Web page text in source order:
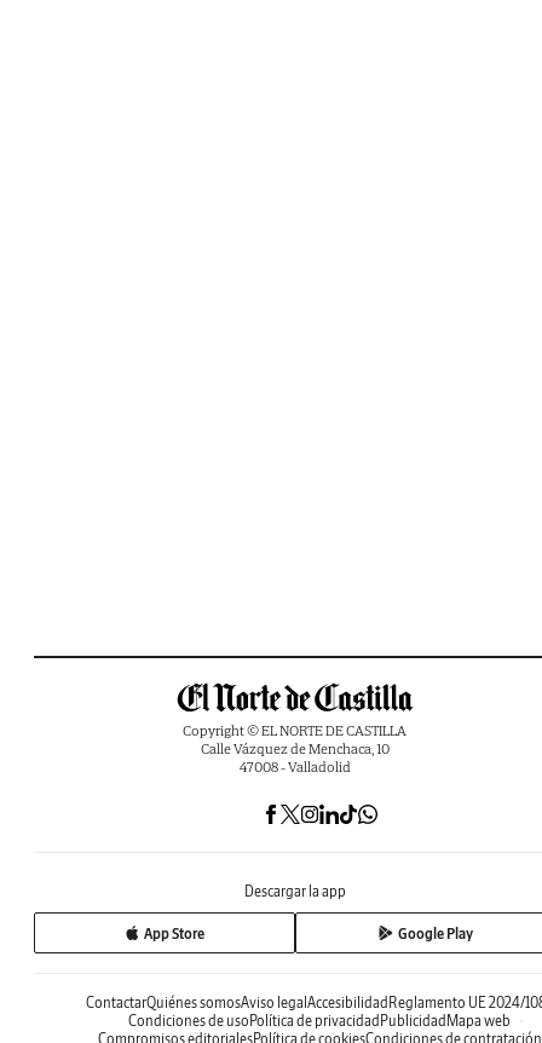
Copyright © EL NORTE DE CASTILLA
Calle Vázquez de Menchaca, 10
47008 - Valladolid
Descargar la app
App Store Google Play
ContactarQuiénes somosAviso legal Accesibilidad Reglamento UE 2024/
Condiciones de uso Política de privacidad Publicidad Mapa web
Compromisos editorialesPolítica de cookiesCondiciones de contratación